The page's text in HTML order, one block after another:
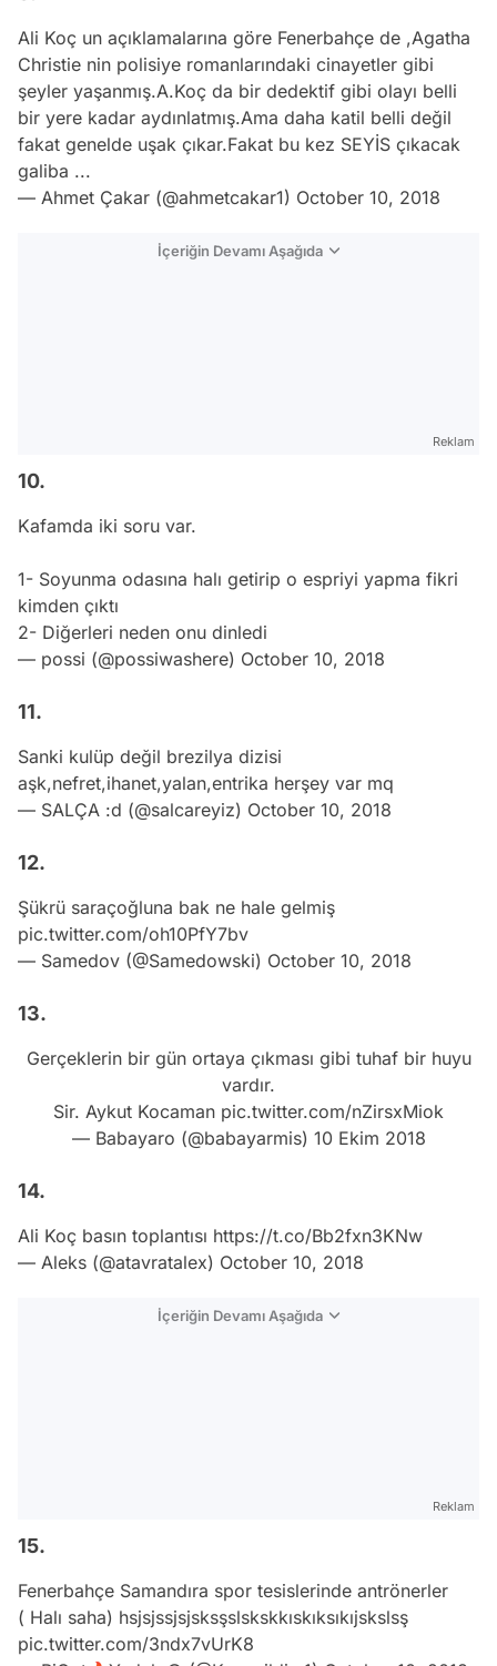
Ali Koç un açıklamalarına göre Fenerbahçe de ,Agatha
Christie nin polisiye romanlarındaki cinayetler gibi
şeyler yaşanmış.A.Koç da bir dedektif gibi olayı belli
bir yere kadar aydınlatmış.Ama daha katil belli değil
fakat genelde uşak çıkar.Fakat bu kez SEYİS çıkacak
galiba ...
— Ahmet Çakar (@ahmetcakar1) October 10, 2018
İçeriğin Devamı Aşağıda
Reklam
10.
Kafamda iki soru var.
1- Soyunma odasına halı getirip o espriyi yapma fikri
kimden çıktı
2- Diğerleri neden onu dinledi
— possi (@possiwashere) October 10, 2018
11.
Sanki kulüp değil brezilya dizisi
aşk,nefret,ihanet,yalan,entrika herşey var mq
— SALÇA :d (@salcareyiz) October 10, 2018
12.
Şükrü saraçoğluna bak ne hale gelmiş
pic.twitter.com/oh10PfY7bv
— Samedov (@Samedowski) October 10, 2018
13.
Gerçeklerin bir gün ortaya çıkması gibi tuhaf bir huyu
vardır.
Sir. Aykut Kocaman pic.twitter.com/nZirsxMiok
— Babayaro (@babayarmis) 10 Ekim 2018
14.
Ali Koç basın toplantısı https://t.co/Bb2fxn3KNw
— Aleks (@atavratalex) October 10, 2018
İçeriğin Devamı Aşağıda
Reklam
15.
Fenerbahçe Samandıra spor tesislerinde antrönerler
( Halı saha) hsjsjssjsjsksşslskskkıskıksıkıjskslsş
pic.twitter.com/3ndx7vUrK8